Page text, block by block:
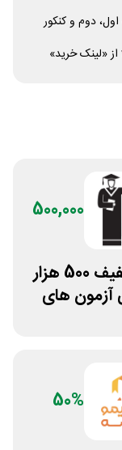
دوم و کنکور
500,000
کد تخفیف 500 هزار
آزمون های
50%